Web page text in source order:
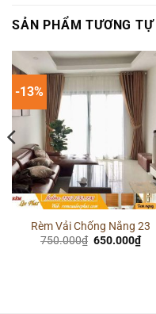
SẢN PHẨM TƯƠNG TỰ
-13%
Rèm Vải Chống Nắng 23
750.000₫ Giá
650.000₫Giá
hiện